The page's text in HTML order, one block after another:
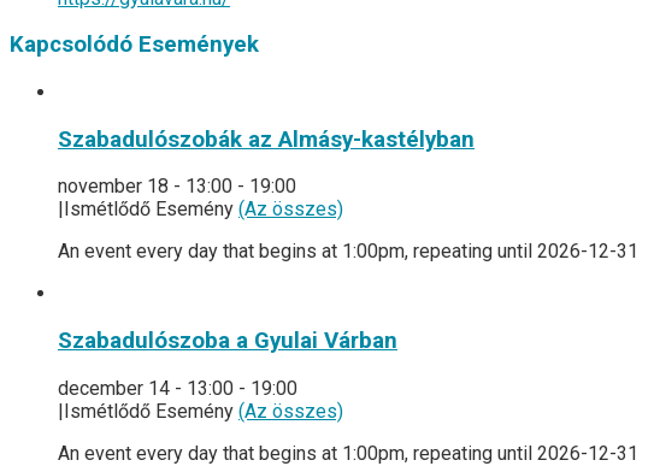
Kapcsolódó Események
Szabadulószobák az Almásy-kastélyban
november 18 - 13:00 - 19:00
Ismétlődő Esemény (Az összes)
An event every day that begins at 1:00pm, repeating until 2026-12-31
Szabadulószoba a Gyulai Várban
december 14 - 13:00 - 19:00
|Ismétlődő Esemény (Az összes)
An event every day that begins at 1:00pm, repeating until 2026-12-31